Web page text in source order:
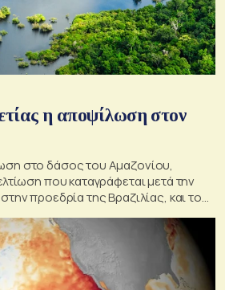
η αποψίλωση στον
στο δάσος του Αμαζονίου,
που καταγράφεται μετά την
προεδρία της Βραζιλίας, και του
έως το 2030.